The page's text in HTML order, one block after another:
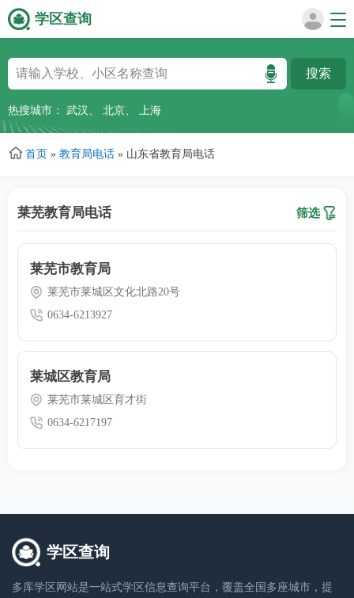
到
主
要
容
学区查询
热搜城市： 武汉 、 北京、 上海
首页 » 教育局电话 » 山东省教育局电话
莱芜教育局电话 筛选
莱芜市教育局
莱芜市莱城区文化北路20号
0634-6213927
莱城区教育局
莱芜市莱城区育才街
0634-6217197
学区查询
多库学区网站是一站式学区信息查询平台，覆盖全国多座城市，提